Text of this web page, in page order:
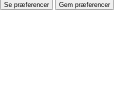
Se præferencer Gem præferencer